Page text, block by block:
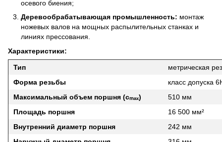
осевого биения;
Деревообрабатывающая промышленность: монтаж
ножевых валов на мощных распылительных станках и
линиях прессования.
Характеристики:
Тип
метрическая
Форма резьбы
класс допуска
Максимальный объем поршня (сₘₐₓ)
510 мм
Площадь поршня
16 500 мм²
Внутренний диаметр поршня
242 мм